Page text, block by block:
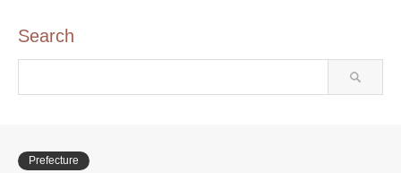
Search
Prefecture